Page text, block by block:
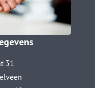
31